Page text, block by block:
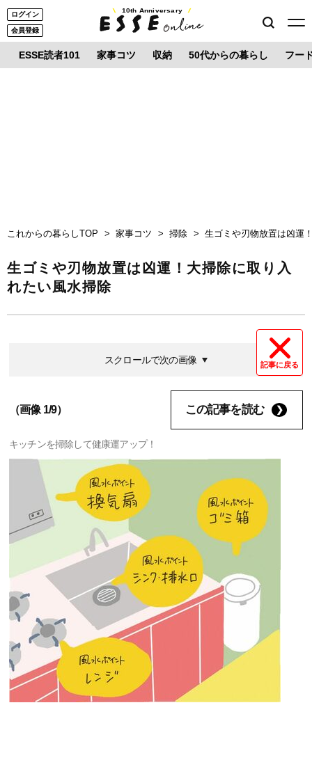
ログイン
会員登録
10th Anniversary
ESSE読者101 家事コツ 収納 50代からの暮らし フー
これからの暮らしTOP 家事コツ 掃除 生ゴミや刃物放置は凶運
生ゴミや刃物放置は凶運！大掃除に取り入
れたい風水掃除
記事に戻る
スクロールで次の画像
（画像 1/9） この記事を読む
キッチンを掃除して健康運アップ！